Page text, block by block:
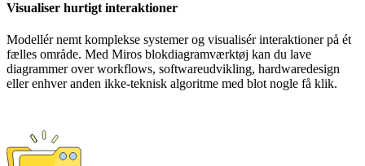
Visualiser hurtigt interaktioner
Modellér nemt komplekse systemer og visualisér interaktioner på ét
fælles område. Med Miros blokdiagramværktøj kan du lave
diagrammer over workflows, softwareudvikling, hardwaredesign
eller enhver anden ikke-teknisk algoritme med blot nogle få klik.